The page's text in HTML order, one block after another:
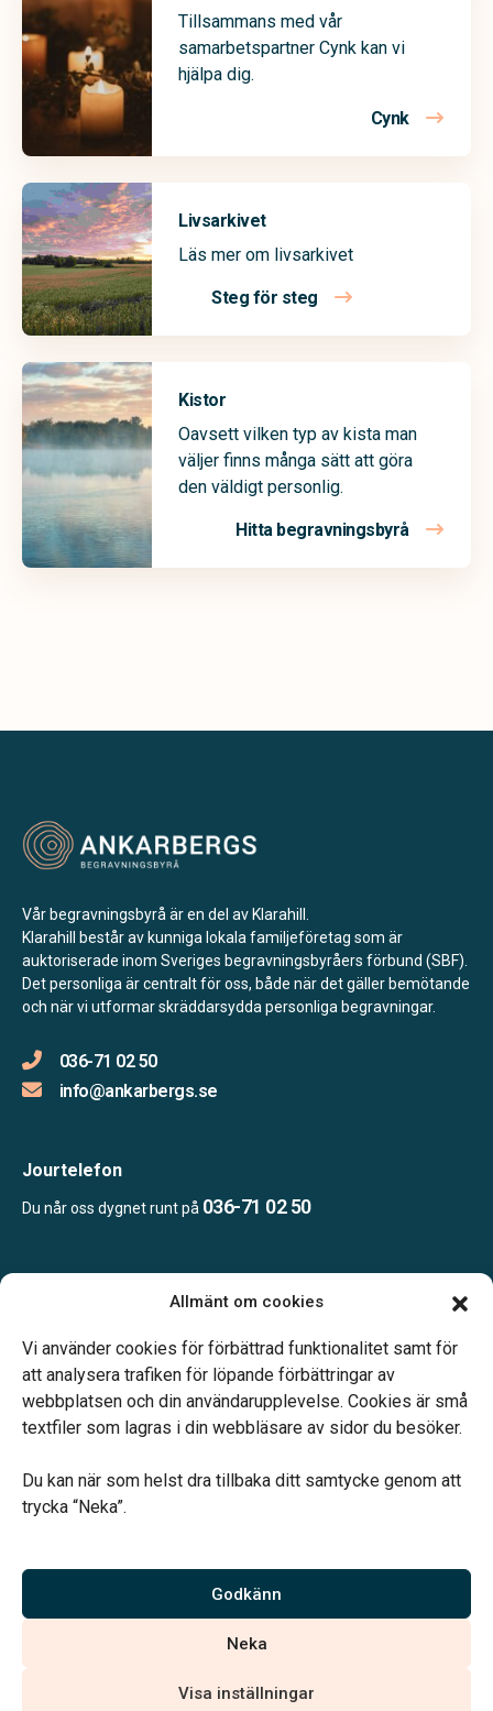
Allmänt om cookies
Vi använder cookies för förbättrad funktionalitet samt för
att analysera trafiken för löpande förbättringar av
webbplatsen och din användarupplevelse. Cookies är små
textfiler som lagras i din webbläsare av sidor du besöker.
Du kan när som helst dra tillbaka ditt samtycke genom att
trycka “Neka”.
Godkänn
Neka
Visa inställningar
Tillsammans med vår
samarbetspartner Cynk kan vi
hjälpa dig.
Cynk
Livsarkivet
Läs mer om livsarkivet
Steg för steg
Kistor
Oavsett vilken typ av kista man
väljer finns många sätt att göra
den väldigt personlig.
Hitta begravningsbyrå
Vår begravningsbyrå är en del av Klarahill.
Klarahill består av kunniga lokala familjeföretag som är
auktoriserade inom Sveriges begravningsbyråers förbund (SBF).
Det personliga är centralt för oss, både när det gäller bemötande
och när vi utformar skräddarsydda personliga begravningar.
036-71 02 50
info@ankarbergs.se
Jourtelefon
Du når oss dygnet runt på 036-71 02 50
Telefonjour dygnet runt.
Vårt systerbolag Verahill hjälper dig med familjejuridiken –
Vi är auktoriserade av Sveriges Begravningsbyråers Förbund och
har högt ställda krav på utbildning, kvalitet, miljö och arbetsmiljö.